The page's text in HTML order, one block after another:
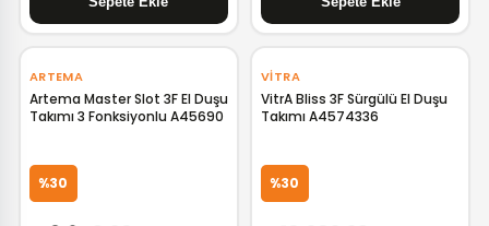
ARTEMA
Artema Master Slot 3F El Duşu
Takımı 3 Fonksiyonlu A45690
%30
VITRA
VitrA Bliss 3F Sürgülü El Duşu
Takımı A4574336
%30